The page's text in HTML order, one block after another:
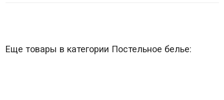
Еще товары в категории Постельное белье: